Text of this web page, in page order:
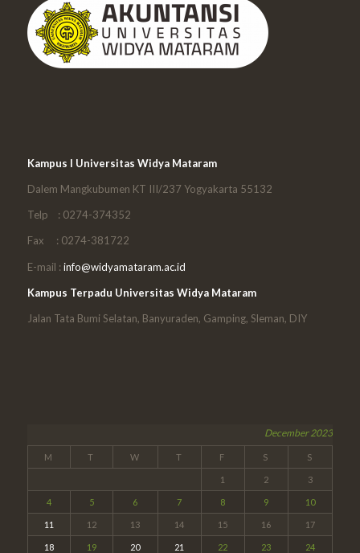
Kampus I Universitas Widya Mataram
Dalem Mangkubumen KT III/237 Yogyakarta 55132
Telp : 0274-374352
Fax : 0274-381722
E-mail : info@widyamataram.ac.id
Kampus Terpadu Universitas Widya Mataram
Jalan Tata Bumi Selatan, Banyuraden, Gamping, Sleman, DIY
December 2023
M T W T F S S
1 2 3
4 5 6 7 8 9 10
11 12 13 14 15 16 17
18 19 20 21 22 23 24